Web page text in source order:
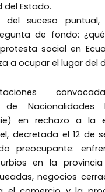
Estado.
suceso puntual,
de fondo:
social en
a ocupar el lugar del
de Nacionalidades
en rechazo a la
decretada el 12 de
preocupante:
en la
negocios